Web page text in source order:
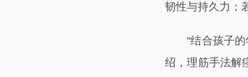
韧性与持久力；
“结合孩子的年
绍，理筋手法解